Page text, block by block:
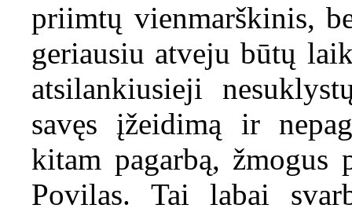
priimtų vienmarškinis,
geriausiu atveju būtų
atsilankiusieji
savęs įžeidimą ir
kitam pagarbą, žmogus
Povilas. Tai labai